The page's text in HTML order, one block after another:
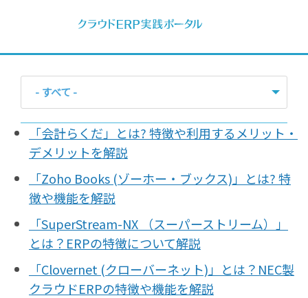
- すべて -
会計
経営／業績管理
サプライチェーン／生産管理
CRM／営業支援／Eコマース
DX（2025年の崖）／クラウドコンピューティング
データ分析／BI
ガバナンス／リスク管理
BPR／業務改善
「会計らくだ」とは? 特徴や利用するメリット・
デメリットを解説
「Zoho Books (ゾーホー・ブックス)」とは? 特
徴や機能を解説
「SuperStream-NX （スーパーストリーム）」
とは？ERPの特徴について解説
「Clovernet (クローバーネット)」とは？NEC製
クラウドERPの特徴や機能を解説